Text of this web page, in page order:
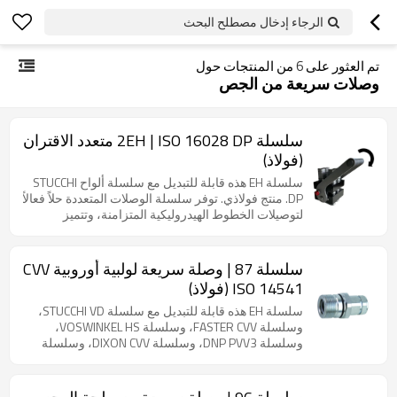
الرجاء إدخال مصطلح البحث
تم العثور على6من المنتجات حول
وصلات سريعة من الجص
سلسلة 2EH | ISO 16028 DP متعدد الاقتران
(فولاذ)
سلسلة EH هذه قابلة للتبديل مع سلسلة ألواح STUCCHI
DP. منتج فولاذي. توفر سلسلة الوصلات المتعددة حلاً فعالاً
لتوصيلات الخطوط الهيدروليكية المتزامنة، وتتميز
فولاذي لتوصيل سريع وآمن. جميع الوصلات، المصممة
للتطبيقات الشاقة، مطلية بالزنك والنيكل لمقاومة التآكل
ودعم وظيفة التوصيل تحت الضغط، مما يضمن أداءً
موثوقًا في أنظمة الضغط العالي. يسمح التصميم
المعياري باستبدال كل وصلة على حدة بعد انتهاء عمرها
الافتراضي الموصى به.
سلسلة 87 | وصلة سريعة لولبية أوروبية CVV
ISO 14541 (فولاذ)
سلسلة EH هذه قابلة للتبديل مع سلسلة STUCCHI VD،
وسلسلة FASTER CVV، وسلسلة VOSWINKEL HS،
وسلسلة DNP PVV3، وسلسلة DIXON CVV، وسلسلة
المتبقي. مصممة لتحمل نبضات الضغط العالي وزيادات